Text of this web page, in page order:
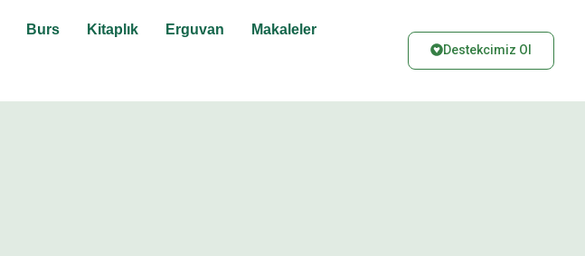
Burs Kitaplık Erguvan Makaleler
Destekcimiz Ol